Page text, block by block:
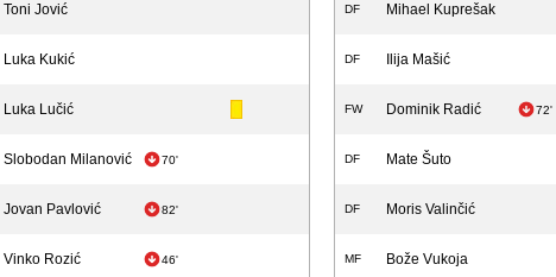
Toni Jović
Luka Kukić
Luka Lučić
Slobodan Milanović 70'
Jovan Pavlović 82'
Vinko Rozić 46'
DF Mihael Kuprešak
DF Ilija Mašić
FW Dominik Radić 72'
DF Mate Šuto
DF Moris Valinčić
MF Bože Vukoja